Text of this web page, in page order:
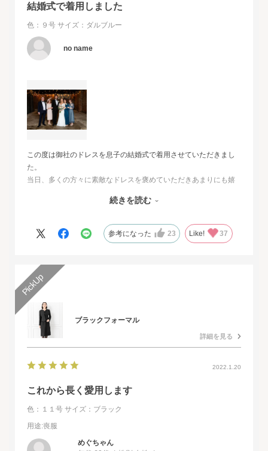
結婚式で着用しました
色：９号 サイズ：ダルブルー
no name
この度は御社のドレスを息子の結婚式で着用させていただきまし
た。
当日、多くの方々に素敵なドレスを褒めていただきあまりにも嬉
その旨をお伝えさせていただきたいと思いました。とても素敵な
人生最高の幸せな日に華を添えていただき、心より感謝申し上げ
続きを読む
参考になった 23 Like! 37
ブラックフォーマル
詳細を見る
2022.1.20
これから長く愛用します
色：１１号 サイズ：ブラック
用途:喪服
めぐちゃん